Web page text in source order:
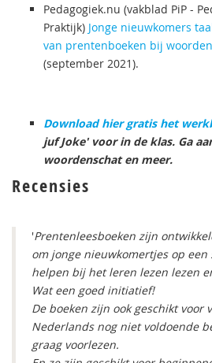
Pedagogiek.nu (vakblad PiP -
Praktijk) Jonge nieuwkomers
van prentenboeken bij
(september 2021).
Download hier gratis het
juf Joke' voor in de klas. Ga
woordenschat en meer.
Recensies
'Prentenleesboeken zijn
om jonge nieuwkomertjes op
helpen bij het leren lezen lezen
Wat een goed initiatief!
De boeken zijn ook geschikt voor
Nederlands nog niet voldoende
graag voorlezen.